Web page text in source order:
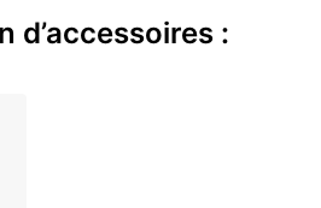
d’accessoires :